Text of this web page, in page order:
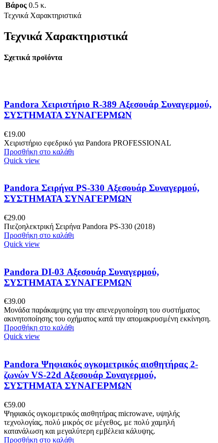
Βάρος 0.5 κ.
Τεχνικά Χαρακτηριστικά
Τεχνικά Χαρακτηριστικά
Σχετικά προϊόντα
Pandora Χειριστήριο R-389 Αξεσουάρ Συναγερμού,
ΣΥΣΤΗΜΑΤΑ ΣΥΝΑΓΕΡΜΩΝ
€19.00
Χειριστήριο εφεδρικό για Pandora PROFESSIONAL
Προσθήκη στο καλάθι
Quick view
Pandora Σειρήνα PS-330 Αξεσουάρ Συναγερμού,
ΣΥΣΤΗΜΑΤΑ ΣΥΝΑΓΕΡΜΩΝ
€29.00
Πιεζοηλεκτρική Σειρήνα Pandora PS-330 (2018)
Προσθήκη στο καλάθι
Quick view
Pandora DI-03 Αξεσουάρ Συναγερμού,
ΣΥΣΤΗΜΑΤΑ ΣΥΝΑΓΕΡΜΩΝ
€39.00
Μονάδα παράκαμψης για την απενεργοποίηση του συστήματος
ακινητοποίησης του οχήματος κατά την απομακρυσμένη εκκίνηση.
Προσθήκη στο καλάθι
Quick view
Pandora Ψηφιακός ογκομετρικός αισθητήρας 2-
ζωνών VS-22d Αξεσουάρ Συναγερμού,
ΣΥΣΤΗΜΑΤΑ ΣΥΝΑΓΕΡΜΩΝ
€59.00
Ψηφιακός ογκομετρικός αισθητήρας microwave, υψηλής
τεχνολογίας, πολύ μικρός σε μέγεθος, με πολύ χαμηλή
κατανάλωση και μεγαλύτερη εμβέλεια κάλυψης.
Προσθήκη στο καλάθι